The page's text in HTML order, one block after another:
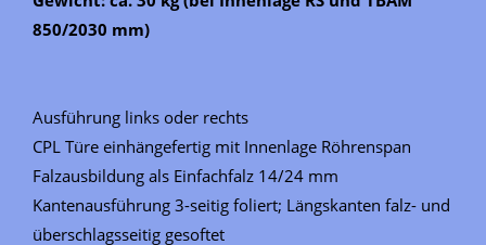
850/2030 mm)
Ausführung links oder rechts
CPL Türe einhängefertig mit Innenlage Röhrenspan
Falzausbildung als Einfachfalz 14/24 mm
Kantenausführung 3-seitig foliert; Längskanten falz- und
überschlagsseitig gesoftet